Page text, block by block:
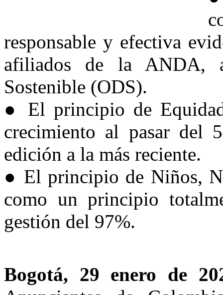
responsable y efectiva
afiliados de la ANDA,
Sostenible (ODS).
● El principio de
crecimiento al pasar del
edición a la más reciente.
● El principio de Niños,
como un principio
gestión del 97%.
Bogotá, 29 enero de